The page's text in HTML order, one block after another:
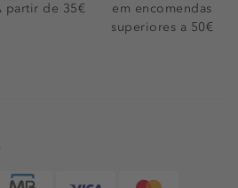
partir de 35€
em encomendas
superiores a 50€